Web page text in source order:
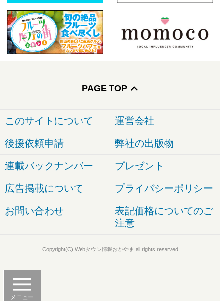
メニュー
PAGE TOP
このサイトについて 運営会社
後援依頼申請 弊社の出版物
連載バックナンバー プレゼント
広告掲載について プライバシーポリシー
お問い合わせ
表記価格についてのご
注意
Copyright(C) Webタウン情報おかやま all rights reserved